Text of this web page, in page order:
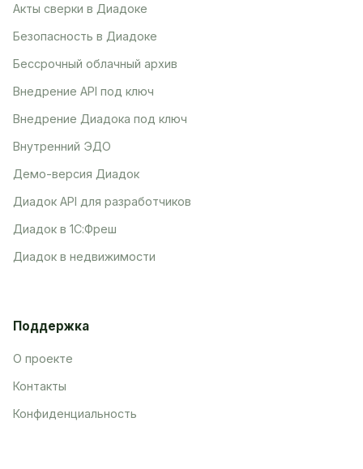
Акты сверки в Диадоке
Безопасность в Диадоке
Бессрочный облачный архив
Внедрение API под ключ
Внедрение Диадока под ключ
Внутренний ЭДО
Демо-версия Диадок
Диадок API для разработчиков
Диадок в 1С:Фреш
Диадок в недвижимости
Поддержка
О проекте
Контакты
Конфиденциальность